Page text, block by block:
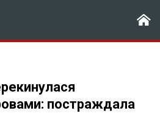
постраждала